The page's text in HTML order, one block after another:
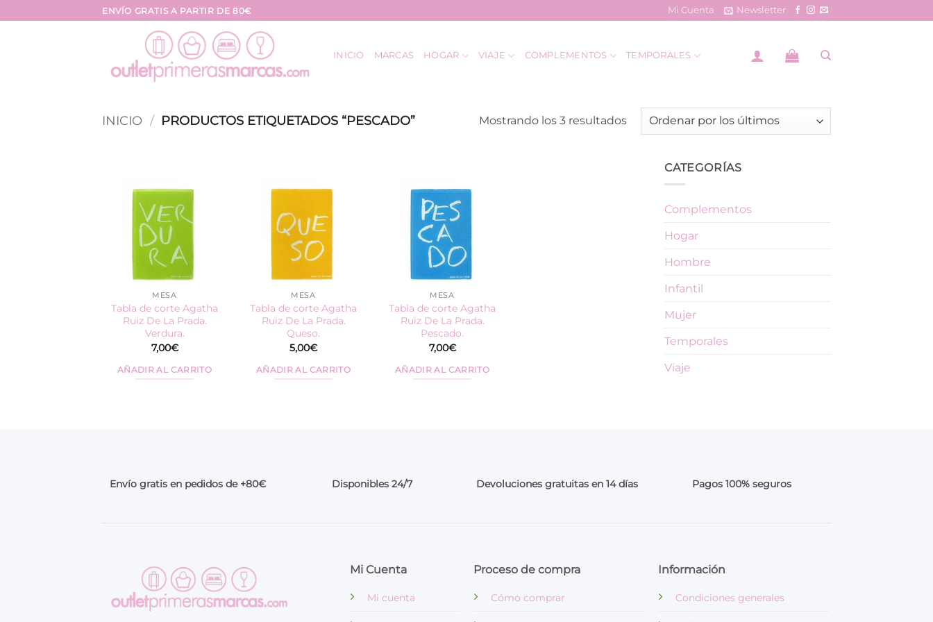
al
ENVÍO GRATIS A PARTIR DE 80€ Mi Cuenta Newsletter
INICIO MARCAS HOGAR VIAJE COMPLEMENTOS TEMPORALES
INICIO / PRODUCTOS ETIQUETADOS “PESCADO” Mostrando los 3 resultadosOrdenado
por
últimos
MESA
Tabla de corte Agatha
Ruiz De La Prada.
Verdura.
7,00€
AÑADIR AL CARRITO
MESA
Tabla de corte Agatha
Ruiz De La Prada.
Queso.
5,00€
AÑADIR AL CARRITO
MESA
Tabla de corte Agatha
Ruiz De La Prada.
Pescado.
7,00€
AÑADIR AL CARRITO
CATEGORÍAS
Complementos
Hogar
Hombre
Infantil
Mujer
Temporales
Viaje
Envío gratis en pedidos de +80€ Disponibles 24/7 Devoluciones gratuitas en 14 días Pagos 100% seguros
Mi Cuenta
Mi cuenta
Proceso de compra
Cómo comprar
Información
Condiciones generales